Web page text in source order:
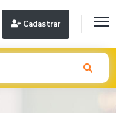
Cadastrar